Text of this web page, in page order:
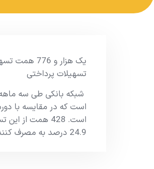
تسهیلات پرداختی
است. 428 همت
24.9 درصد به مصرف کنندگان نهایی (خانوار) تعلق گرفته است.